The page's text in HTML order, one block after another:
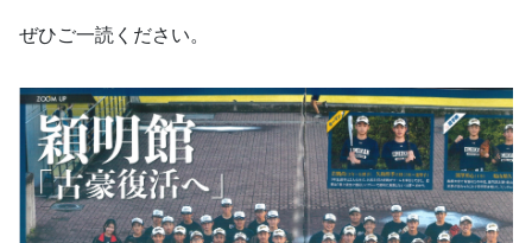
ぜひご一読ください。